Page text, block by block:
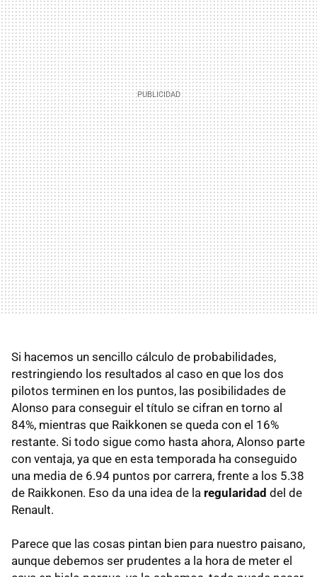
Si hacemos un sencillo cálculo de probabilidades,
restringiendo los resultados al caso en que los dos
pilotos terminen en los puntos, las posibilidades de
Alonso para conseguir el título se cifran en torno al
84%, mientras que Raikkonen se queda con el 16%
restante. Si todo sigue como hasta ahora, Alonso parte
con ventaja, ya que en esta temporada ha conseguido
una media de 6.94 puntos por carrera, frente a los 5.38
de Raikkonen. Eso da una idea de la regularidad del de
Renault.
Parece que las cosas pintan bien para nuestro paisano,
aunque debemos ser prudentes a la hora de meter el